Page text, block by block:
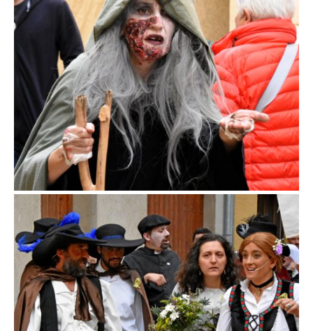
Fira d'en Rocaguinarda a Olost